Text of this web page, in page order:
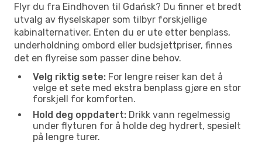
Flyr du fra Eindhoven til Gdańsk? Du finner et bredt
utvalg av flyselskaper som tilbyr forskjellige
kabinalternativer. Enten du er ute etter benplass,
underholdning ombord eller budsjettpriser, finnes
det en flyreise som passer dine behov.
Velg riktig sete: For lengre reiser kan det å
velge et sete med ekstra benplass gjøre en stor
forskjell for komforten.
Hold deg oppdatert: Drikk vann regelmessig
under flyturen for å holde deg hydrert, spesielt
på lengre turer.